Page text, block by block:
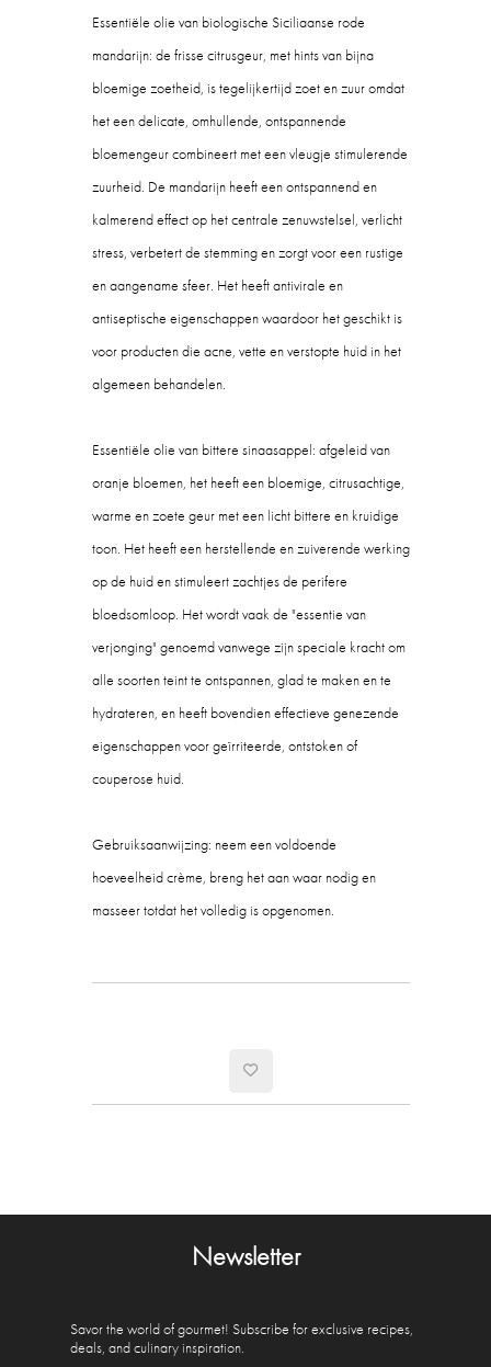
Essentiële olie van biologische Siciliaanse rode
mandarijn: de frisse citrusgeur, met hints van bijna
bloemige zoetheid, is tegelijkertijd zoet en zuur omdat
het een delicate, omhullende, ontspannende
bloemengeur combineert met een vleugje stimulerende
zuurheid. De mandarijn heeft een ontspannend en
kalmerend effect op het centrale zenuwstelsel, verlicht
stress, verbetert de stemming en zorgt voor een rustige
en aangename sfeer. Het heeft antivirale en
antiseptische eigenschappen waardoor het geschikt is
voor producten die acne, vette en verstopte huid in het
algemeen behandelen.
Essentiële olie van bittere sinaasappel: afgeleid van
oranje bloemen, het heeft een bloemige, citrusachtige,
warme en zoete geur met een licht bittere en kruidige
toon. Het heeft een herstellende en zuiverende werking
op de huid en stimuleert zachtjes de perifere
bloedsomloop. Het wordt vaak de "essentie van
verjonging" genoemd vanwege zijn speciale kracht om
alle soorten teint te ontspannen, glad te maken en te
hydrateren, en heeft bovendien effectieve genezende
eigenschappen voor geïrriteerde, ontstoken of
couperose huid.
Gebruiksaanwijzing: neem een ​​voldoende
hoeveelheid crème, breng het aan waar nodig en
masseer totdat het volledig is opgenomen.
Newsletter
Savor the world of gourmet! Subscribe for exclusive recipes,
deals, and culinary inspiration.